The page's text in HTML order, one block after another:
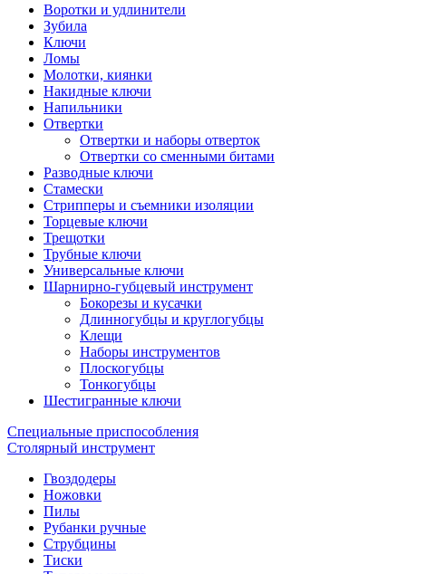
Воротки и удлинители
Зубила
Ключи
Ломы
Молотки, киянки
Накидные ключи
Напильники
Отвертки
Отвертки и наборы отверток
Отвертки со сменными битами
Разводные ключи
Стамески
Стрипперы и съемники изоляции
Торцевые ключи
Трещотки
Трубные ключи
Универсальные ключи
Шарнирно-губцевый инструмент
Бокорезы и кусачки
Длинногубцы и круглогубцы
Клещи
Наборы инструментов
Плоскогубцы
Тонкогубцы
Шестигранные ключи
Специальные приспособления
Столярный инструмент
Гвоздодеры
Ножовки
Пилы
Рубанки ручные
Струбцины
Тиски